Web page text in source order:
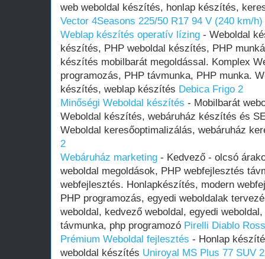
web weboldal készítés, honlap készítés,
Vector 4Seasons 225/50 R17 94 V (240 km/h)
Weblap készítés operatív lízing - Weboldal
készítés, PHP weboldal készítés, PHP
készítés mobilbarát megoldással. Komplex
programozás, PHP távmunka, PHP munka.
készítés, weblap készítés Debica Frigo 2
Minőségi Weboldal készítés - Mobilbarát
Weboldal készítés, webáruház készítés és
Weboldal keresőoptimalizálás, webáruház
2
Webáruház marketing - Kedvező - olcsó
weboldal megoldások, PHP webfejlesztés
webfejlesztés. Honlapkészítés, modern
PHP programozás, egyedi weboldalak
weboldal, kedvező weboldal, egyedi
távmunka, php programozó Pirelli Diablo
Prémium Weboldal fejlesztés‎ - Honlap
weboldal készítés Uniroyal MS Plus 77 SUV